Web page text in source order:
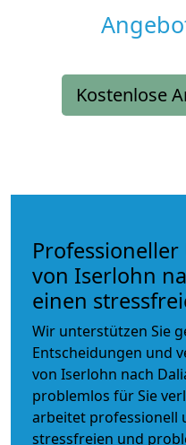
Kostenlose
Professioneller
von Iserlohn
einen
Wir unterstützen Sie
Entscheidungen und
von Iserlohn nach
problemlos für Sie
arbeitet professionell
stressfreien und